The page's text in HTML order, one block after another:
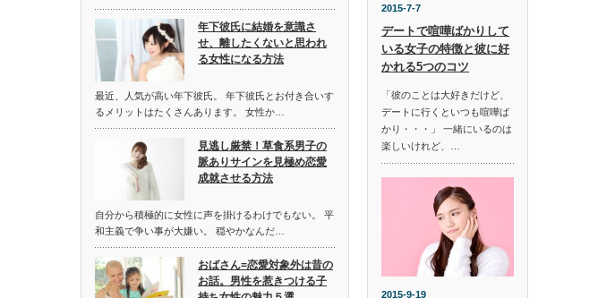
年下彼氏に結婚を意識さ
せ、離したくないと思われ
る女性になる方法
最近、人気が高い年下彼氏。 年下彼氏とお付き合いす
るメリットはたくさんあります。 女性か…
見逃し厳禁！草食系男子の
脈ありサインを見極め恋愛
成就させる方法
自分から積極的に女性に声を掛けるわけでもない。 平
和主義で争い事が大嫌い。 穏やかなんだ…
おばさん=恋愛対象外は昔の
お話。男性を惹きつける子
2015-7-7
デートで喧嘩ばかりして
いる女子の特徴と彼に好
かれる5つのコツ
「彼のことは大好きだけど、
デートに行くといつも喧嘩ば
かり・・・」 一緒にいるのは
楽しいけれど、…
2015-9-19